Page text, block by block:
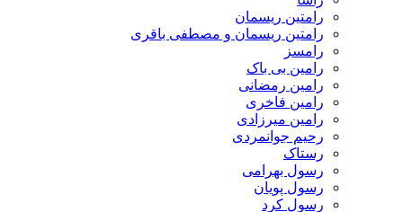
رامتین ریسمان
رامتین ریسمان و مصطفی باقری
رامسز
رامین بی باک
رامین رمضانی
رامین فاخری
رامین میرزادی
رحیم جوانمردی
رستاک
رسول بهرامی
رسول پویان
رسول کرد